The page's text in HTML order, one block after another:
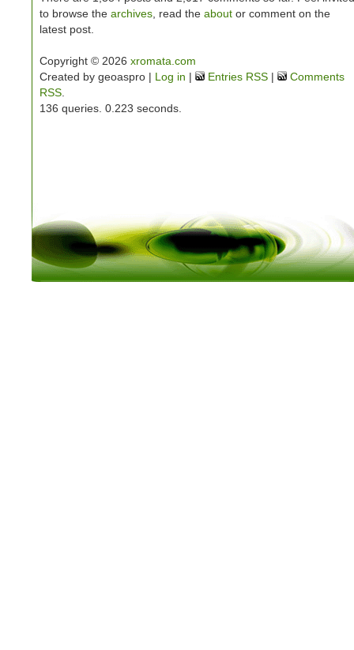
to browse the archives , read the about or comment on the
latest post.
Copyright © 2026 xromata.com
Created by geoaspro | Log in | Entries RSS |
Comments
RSS
136 queries. 0.223 seconds.